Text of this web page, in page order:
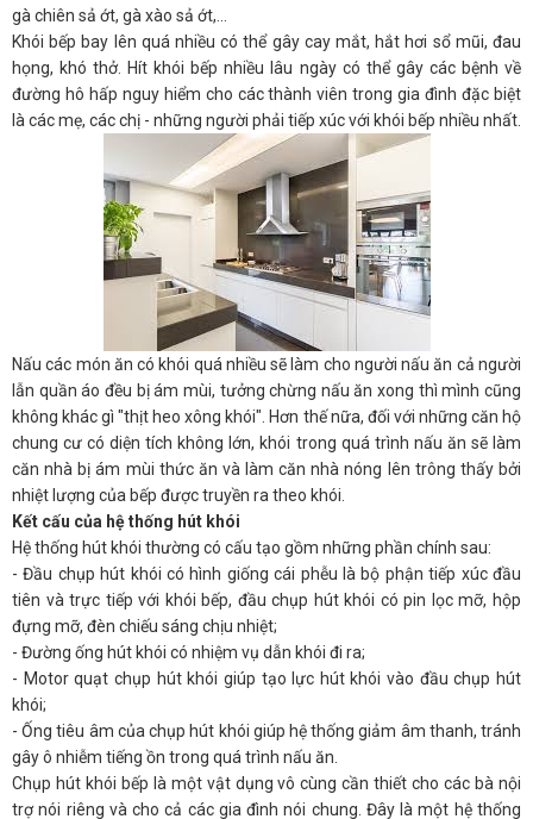
gà chiên sả ớt, gà xào sả ớt,…
Khói bếp bay lên quá nhiều có thể gây cay mắt, hắt hơi sổ mũi, đau
họng, khó thở. Hít khói bếp nhiều lâu ngày có thể gây các bệnh về
đường hô hấp nguy hiểm cho các thành viên trong gia đình đặc biệt
là các mẹ, các chị - những người phải tiếp xúc với khói bếp nhiều nhất.
Nấu các món ăn có khói quá nhiều sẽ làm cho người nấu ăn cả người
lẫn quần áo đều bị ám mùi, tưởng chừng nấu ăn xong thì mình cũng
không khác gì "thịt heo xông khói". Hơn thế nữa, đối với những căn hộ
chung cư có diện tích không lớn, khói trong quá trình nấu ăn sẽ làm
căn nhà bị ám mùi thức ăn và làm căn nhà nóng lên trông thấy bởi
nhiệt lượng của bếp được truyền ra theo khói.
Kết cấu của hệ thống hút khói
Hệ thống hút khói thường có cấu tạo gồm những phần chính sau:
- Đầu chụp hút khói có hình giống cái phễu là bộ phận tiếp xúc đầu
tiên và trực tiếp với khói bếp, đầu chụp hút khói có pin lọc mỡ, hộp
đựng mỡ, đèn chiếu sáng chịu nhiệt;
- Đường ống hút khói có nhiệm vụ dẫn khói đi ra;
- Motor quạt chụp hút khói giúp tạo lực hút khói vào đầu chụp hút
khói;
- Ống tiêu âm của chụp hút khói giúp hệ thống giảm âm thanh, tránh
gây ô nhiễm tiếng ồn trong quá trình nấu ăn.
Chụp hút khói bếp là một vật dụng vô cùng cần thiết cho các bà nội
trợ nói riêng và cho cả các gia đình nói chung. Đây là một hệ thống